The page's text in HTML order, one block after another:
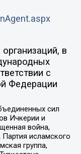
в
с
Федерации
сил
Ичкерии и
война,
исламского
группа,